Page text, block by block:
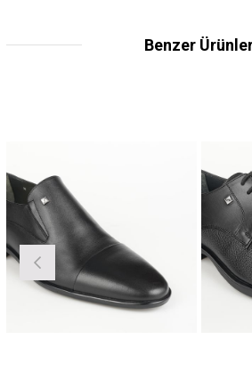
Benzer